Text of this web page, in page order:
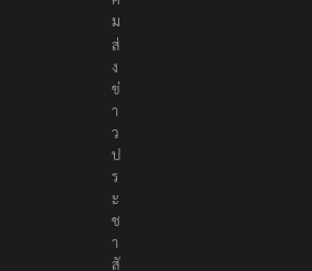
ค
ม
ส่
ง
ข่
า
ว
ป
ร
ะ
ช
า